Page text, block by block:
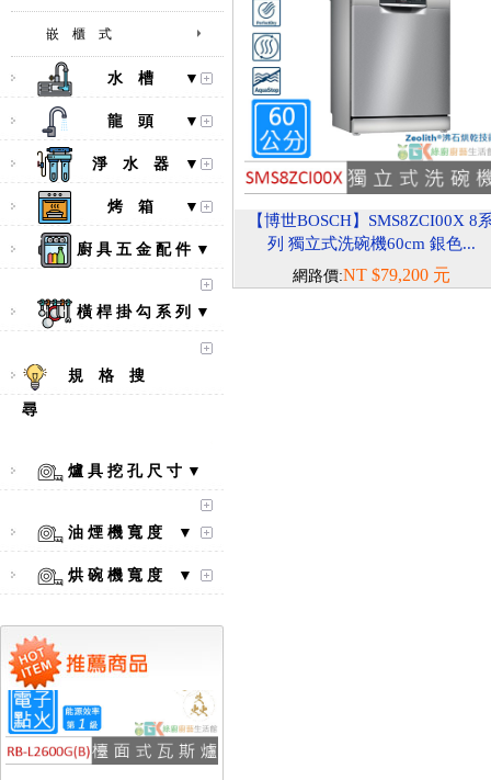
嵌 櫃 式
水 槽 ▼
龍 頭 ▼
淨 水 器 ▼
烤 箱 ▼
廚 具 五 金 配 件 ▼
橫 桿 掛 勾 系 列 ▼
規 格 搜
尋
爐 具 挖 孔 尺 寸 ▼
油 煙 機 寬 度 ▼
烘 碗 機 寬 度 ▼
口爐
【林內Rinnai】 RB-L2600G(B)
【博世BOSCH】SMS8ZCI00X 8
列 獨立式洗碗機60cm 銀色...
網路價:NT $79,200 元